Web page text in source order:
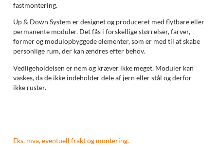
fastmontering.
Up & Down System er designet og produceret med flytbare eller
permanente moduler. Det fås i forskellige størrelser, farver,
former og modulopbyggede elementer, som er med til at skabe
personlige rum, der kan ændres efter behov.
Vedligeholdelsen er nem og kræver ikke meget. Moduler kan
vaskes, da de ikke indeholder dele af jern eller stål og derfor
ikke ruster.
Eks. mva, eventuell frakt og montering.